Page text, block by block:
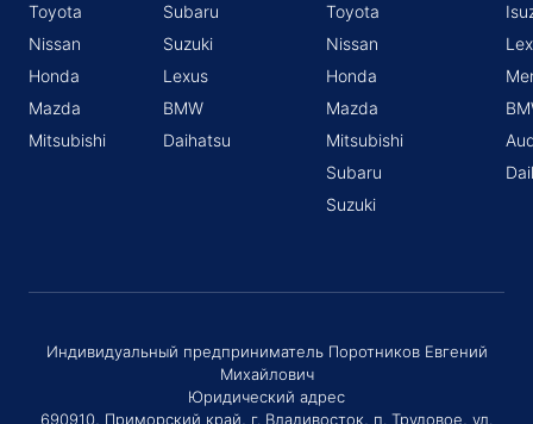
Toyota
Nissan
Honda
Mazda
Mitsubishi
Subaru
Suzuki
Lexus
BMW
Daihatsu
Toyota
Nissan
Honda
Mazda
Mitsubishi
Subaru
Suzuki
Индивидуальный предприниматель Поротников Евгений
Михайлович
Юридический адрес
690910, Приморский край, г. Владивосток, п. Трудовое, ул.